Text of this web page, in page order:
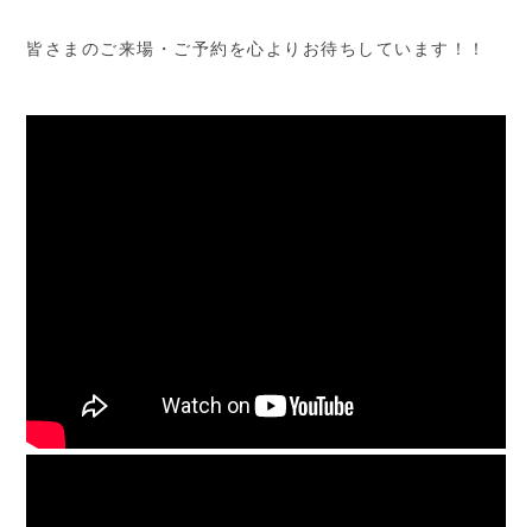
皆さまのご来場・ご予約を心よりお待ちしています！！